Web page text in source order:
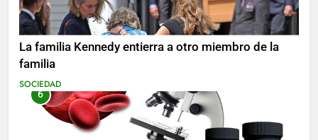
La familia Kennedy entierra a otro miembro de la
familia
SOCIEDAD
6